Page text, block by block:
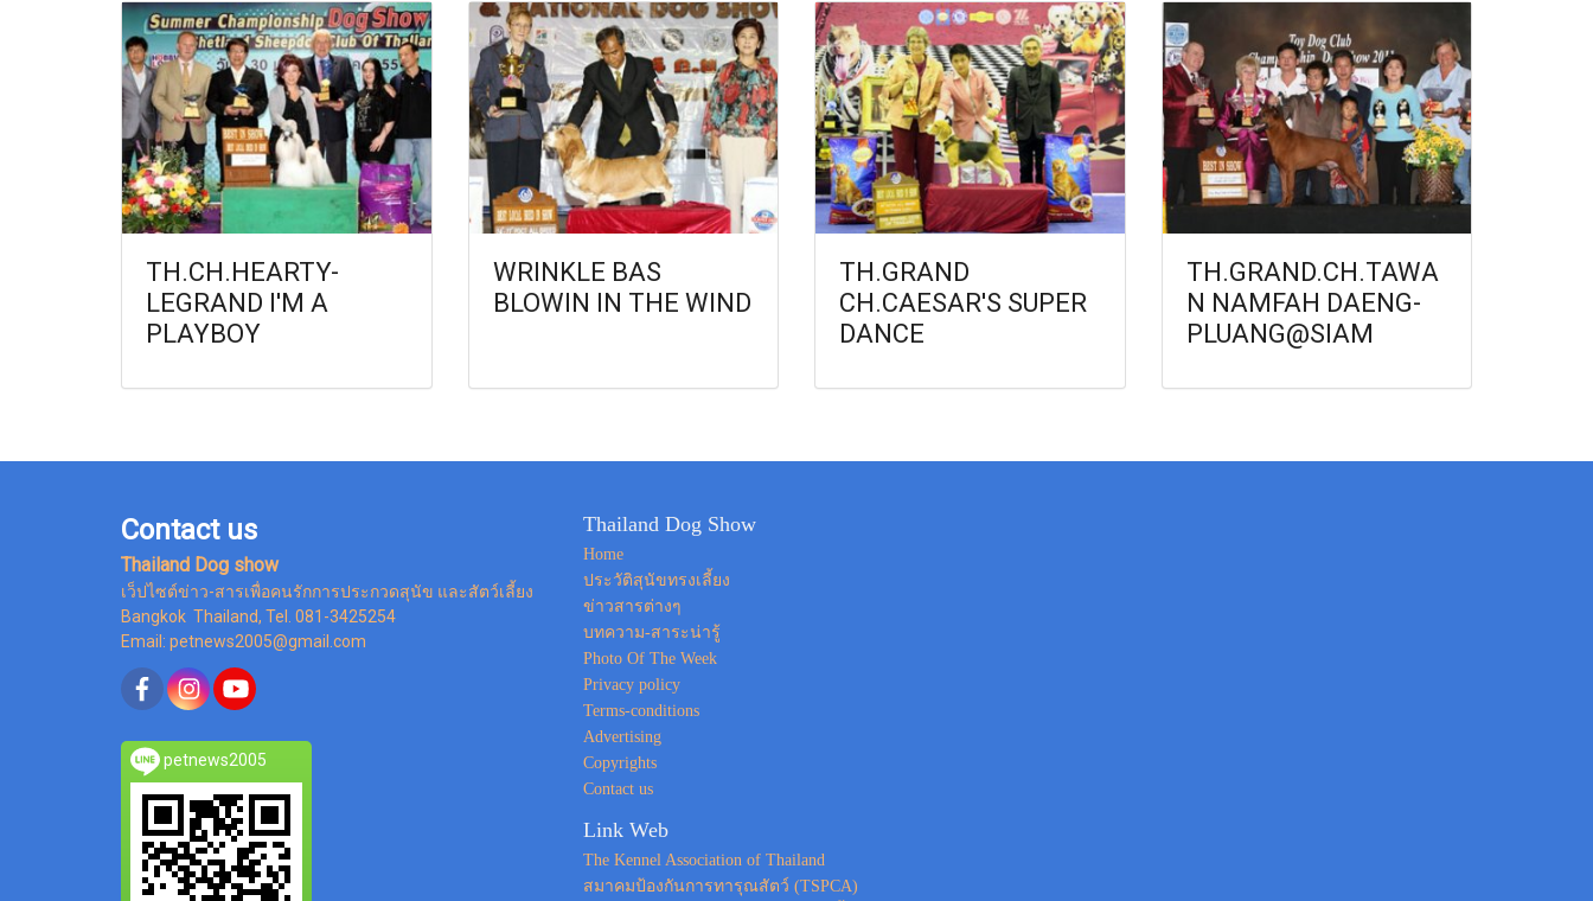
TH.CH.HEARTY-
LEGRAND I'M A
PLAYBOY
WRINKLE BAS
BLOWIN IN THE WIND
TH.GRAND
CH.CAESAR'S SUPER
DANCE
TH.GRAND.CH.TAWA
N NAMFAH DAENG-
PLUANG@SIAM
Contact us
Thailand Dog show
เว็ปไซต์ข่าว-สารเพื่อคนรักการประกวดสุนัข และสัตว์เลี้ยง
Bangkok Thailand, Tel. 081-3425254
Email: petnews2005@gmail.com
petnews2005
Thailand Dog Show
Home
ประวัติสุนัขทรงเลี้ยง
ข่าวสารต่างๆ
บทความ-สาระน่ารู้
Photo Of The Week
Privacy policy
Terms-conditions
Advertising
Copyrights
Contact us
Link Web
The Kennel Association of Thailand
สมาคมป้องกันการทารุณสัตว์ (TSPCA)